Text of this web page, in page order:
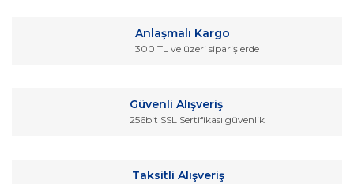
Ürün bilgilerinde hatalar bulunuyor.
Anlaşmalı Kargo
300 TL ve üzeri siparişlerde
Güvenli Alışveriş
256bit SSL Sertifikası güvenlik
Taksitli Alışveriş